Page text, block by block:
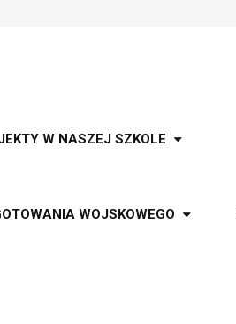
W NASZEJ SZKOLE
WOJSKOWEGO